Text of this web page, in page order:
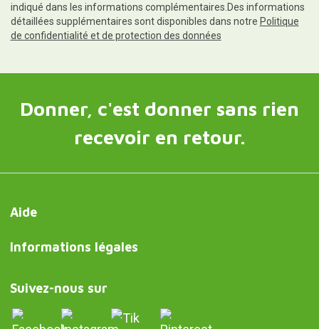
indiqué dans les informations complémentaires.Des informations
détaillées supplémentaires sont disponibles dans notre Politique
de confidentialité et de protection des données
Donner, c'est donner sans rien
recevoir en retour.
Aide
Informations légales
Suivez-nous sur